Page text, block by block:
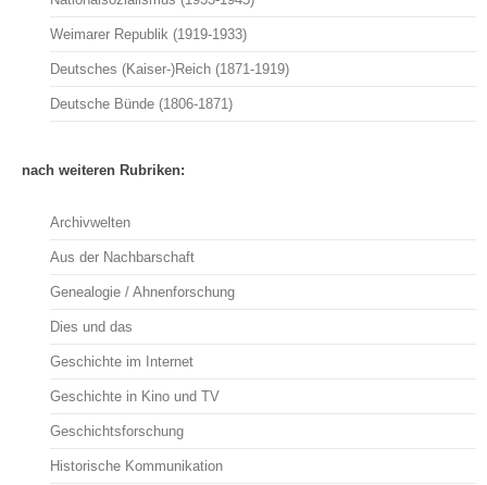
Weimarer Republik (1919-1933)
Deutsches (Kaiser-)Reich (1871-1919)
Deutsche Bünde (1806-1871)
nach weiteren Rubriken:
Archivwelten
Aus der Nachbarschaft
Genealogie / Ahnenforschung
Dies und das
Geschichte im Internet
Geschichte in Kino und TV
Geschichtsforschung
Historische Kommunikation